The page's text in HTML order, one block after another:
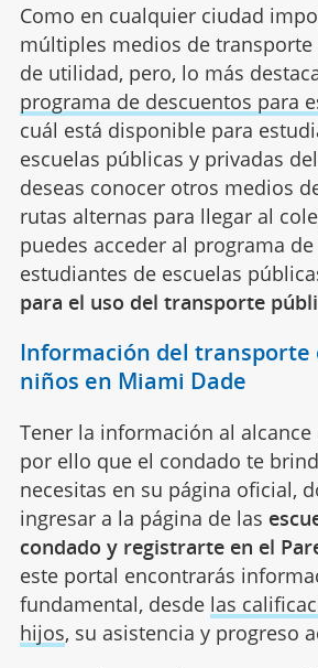
Como en cualquier ciudad
múltiples medios de
de utilidad, pero, lo más
programa de descuentos para
cuál está disponible para
escuelas públicas y privadas
deseas conocer otros medios
rutas alternas para llegar al
puedes acceder al programa
estudiantes de escuelas
para el uso del transporte
Información del transporte
niños en Miami Dade
Tener la información al alcance
por ello que el condado te
necesitas en su página oficial,
ingresar a la página de las
condado y registrarte en el
este portal encontrarás
fundamental, desde las
hijos, su asistencia y progreso